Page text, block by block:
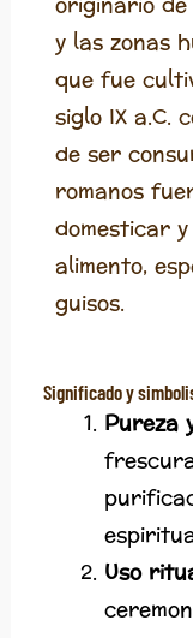
y las zonas
que fue
siglo IX a.C.
de ser
romanos
domesticar
alimento,
guisos.
Significado y
Pureza
Uso